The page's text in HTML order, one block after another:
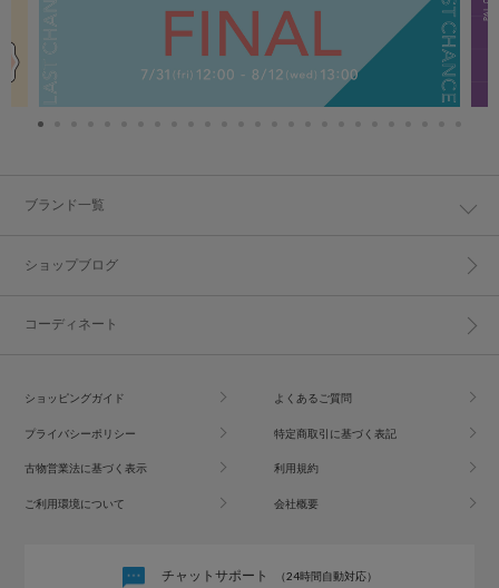
ブランド一覧
ショップブログ
コーディネート
ショッピングガイド よくあるご質問
プライバシーポリシー 特定商取引に基づく表記
古物営業法に基づく表示 利用規約
ご利用環境について 会社概要
チャットサポート （24時間自動対応）